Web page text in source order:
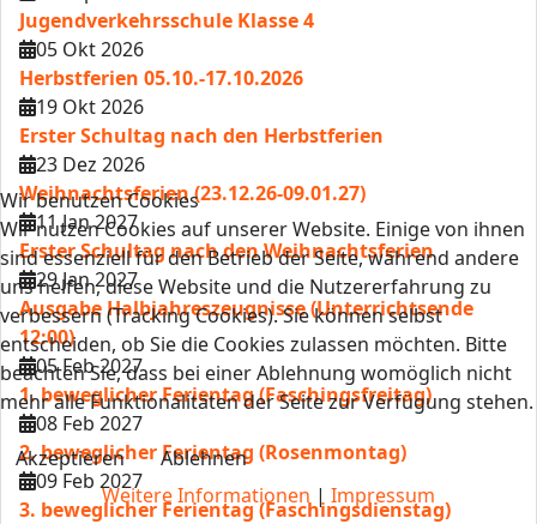
Jugendverkehrsschule Klasse 4
05 Okt 2026
Herbstferien 05.10.-17.10.2026
19 Okt 2026
Erster Schultag nach den Herbstferien
23 Dez 2026
Weihnachtsferien (23.12.26-09.01.27)
11 Jan 2027
Erster Schultag nach den Weihnachtsferien
29 Jan 2027
Ausgabe Halbjahreszeugnisse (Unterrichtsende
12:00)
05 Feb 2027
1. beweglicher Ferientag (Faschingsfreitag)
08 Feb 2027
2. beweglicher Ferientag (Rosenmontag)
09 Feb 2027
3. beweglicher Ferientag (Faschingsdienstag)
Wir benutzen Cookies
Wir nutzen Cookies auf unserer Website. Einige von ihnen
sind essenziell für den Betrieb der Seite, während andere
uns helfen, diese Website und die Nutzererfahrung zu
verbessern (Tracking Cookies). Sie können selbst
entscheiden, ob Sie die Cookies zulassen möchten. Bitte
beachten Sie, dass bei einer Ablehnung womöglich nicht
mehr alle Funktionalitäten der Seite zur Verfügung stehen.
Akzeptieren
Ablehnen
Weitere Informationen | Impressum